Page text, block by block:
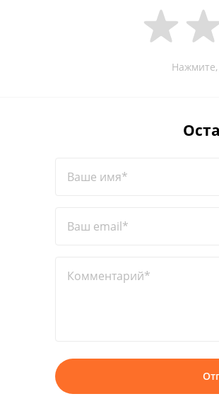
Ваше имя*
Ваш email*
Комментарий*